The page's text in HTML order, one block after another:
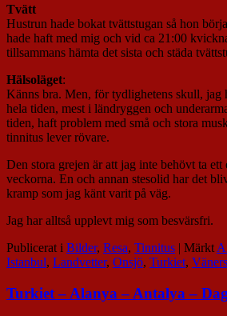
Tvätt
Hustrun hade bokat tvättstugan så hon
hade haft med mig och vid ca 21:00
tillsammans hämta det sista och städa
Hälsoläget:
Känns bra. Men, för tydlighetens skull, jag
hela tiden, mest i ländryggen och
tiden, haft problem med små och stora
tinnitus lever rövare.
Den stora grejen är att jag inte behövt ta ett
veckorna. En och annan stesolid har det
kramp som jag känt varit på väg.
Jag har alltså upplevt mig som besvärsfri.
Publicerat i Bilder, Resa, Tinnitus | Märkt
Istanbul, Landvetter, Onsjö, Turkiet,
Turkiet – Alanya – Antalya –